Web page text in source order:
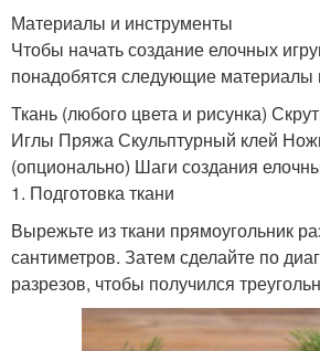
Материалы и инструменты
Чтобы начать создание елочных
понадобятся следующие материалы
Ткань (любого цвета и рисунка)
Иглы Пряжа Скульптурный клей
(опционально) Шаги создания
1. Подготовка ткани
Вырежьте из ткани прямоугольник
сантиметров. Затем сделайте по
разрезов, чтобы получился